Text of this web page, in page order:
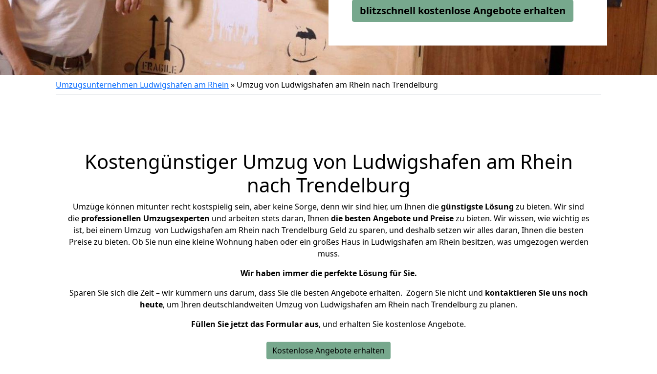
blitzschnell kostenlose Angebote erhalten
Umzugsunternehmen Ludwigshafen am Rhein » Umzug von Ludwigshafen am Rhein nach Trendelburg
Kostengünstiger Umzug von Ludwigshafen am Rhein
nach Trendelburg
Umzüge können mitunter recht kostspielig sein, aber keine Sorge, denn wir sind hier, um Ihnen diegünstigste Lösung zu bieten. Wir sind
die professionellen Umzugsexperten und arbeiten stets daran, Ihnen die besten Angebote und Preisezu bieten. Wir wissen, wie wichtig es
ist, bei einem Umzug von Ludwigshafen am Rhein nach Trendelburg Geld zu sparen, und deshalb setzen wir alles daran, Ihnen die besten
Preise zu bieten. Ob Sie nun eine kleine Wohnung haben oder ein großes Haus in Ludwigshafen am Rhein besitzen, was umgezogen werden
muss.
Wir haben immer die perfekte Lösung für Sie.
Sparen Sie sich die Zeit – wir kümmern uns darum, dass Sie die besten Angebote erhalten. Zögern Sie nicht und kontaktieren Sie uns noch
heute, um Ihren deutschlandweiten Umzug von Ludwigshafen am Rhein nach Trendelburg zu planen.
Füllen Sie jetzt das Formular aus, und erhalten Sie kostenlose Angebote.
Kostenlose Angebote erhalten